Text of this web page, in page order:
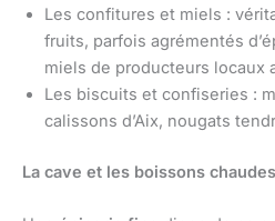
Les confitures et miels :
fruits, parfois agrémentés
miels de producteurs locaux
Les biscuits et confiseries :
calissons d’Aix, nougats
La cave et les boissons chaudes